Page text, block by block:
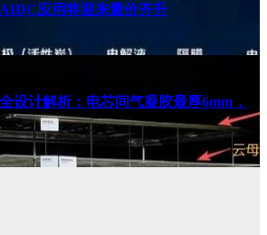
应用将迎来量价齐升
设计解析：电芯间气凝胶最厚6mm，